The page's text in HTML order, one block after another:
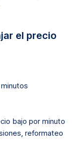
el precio
bajo por minuto
reformateo